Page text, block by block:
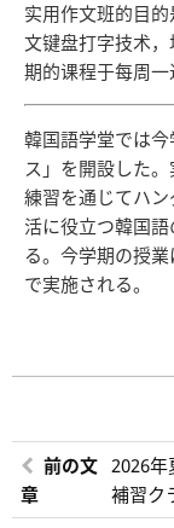
实用作文班的目
文键盘打字技术
期的课程于每周一
韓国語学堂では
ス」を開設した
練習を通じてハ
活に役立つ韓国
る。今学期の授
で実施される。
前の文
章
2026
補習ク